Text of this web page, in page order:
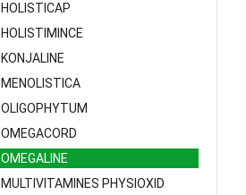
HOLISTICAP
HOLISTIMINCE
KONJALINE
MENOLISTICA
OLIGOPHYTUM
OMEGACORD
OMEGALINE
MULTIVITAMINES PHYSIOXID